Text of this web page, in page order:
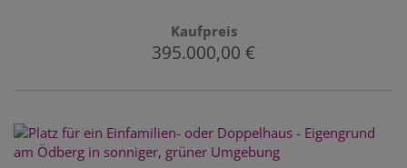
Kaufpreis
395.000,00 €